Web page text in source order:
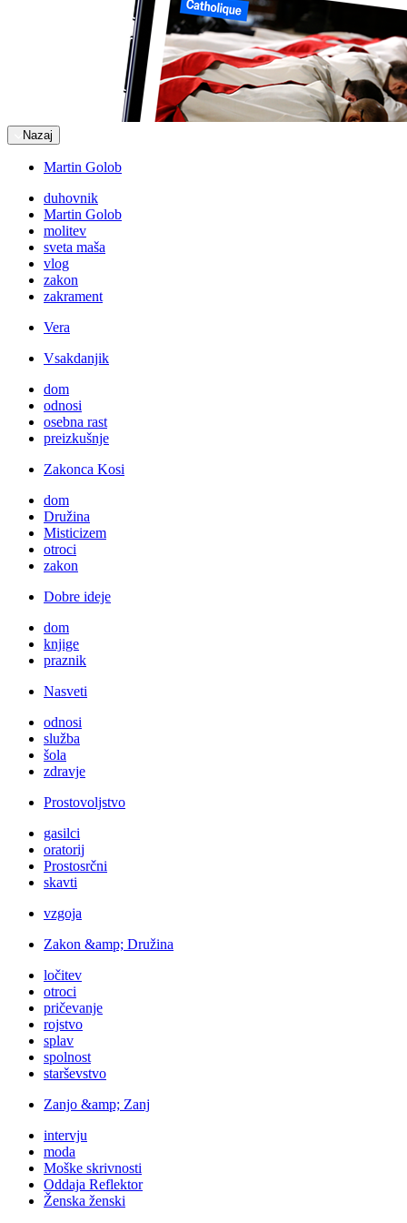
Nazaj
Martin Golob
duhovnik
Martin Golob
molitev
sveta maša
vlog
zakon
zakrament
Vera
Vsakdanjik
dom
odnosi
osebna rast
preizkušnje
Zakonca Kosi
dom
Družina
Misticizem
otroci
zakon
Dobre ideje
dom
knjige
praznik
Nasveti
odnosi
služba
šola
zdravje
Prostovoljstvo
gasilci
oratorij
Prostosrčni
skavti
vzgoja
Zakon &amp; Družina
ločitev
otroci
pričevanje
rojstvo
splav
spolnost
starševstvo
Zanjo &amp; Zanj
intervju
moda
Moške skrivnosti
Oddaja Reflektor
Ženska ženski